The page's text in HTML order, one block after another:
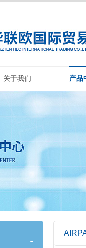
关于我们 产品
-